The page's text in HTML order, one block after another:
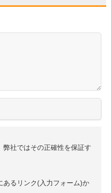
弊社ではその正確性を保証す
あるリンク(入力フォーム)か